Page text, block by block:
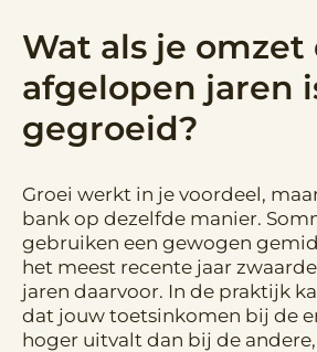
Wat als je omzet
afgelopen jaren
gegroeid?
Groei werkt in je voordeel,
bank op dezelfde manier.
gebruiken een gewogen
het meest recente jaar
jaren daarvoor. In de praktijk
dat jouw toetsinkomen bij de
hoger uitvalt dan bij de